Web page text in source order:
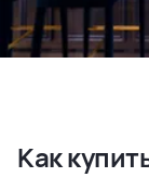
Как